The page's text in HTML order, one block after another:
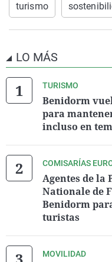
turismo
LO MÁS
TURISMO
Benidorm
para
incluso en
COMISARÍAS
Agentes de la
Nationale de
Benidorm
turistas
MOVILIDAD